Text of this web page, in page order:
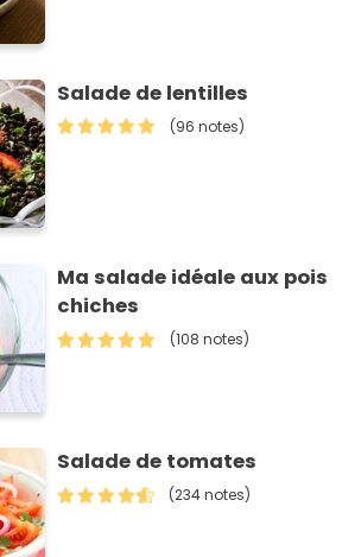
Salade de lentilles
(96 notes)
Ma salade idéale aux pois
chiches
(108 notes)
Salade de tomates
(234 notes)